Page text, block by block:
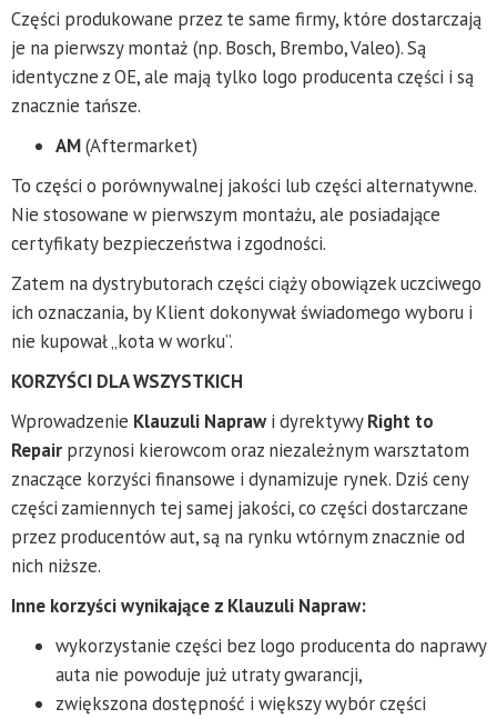
Części produkowane przez te same firmy, które dostarczają
je na pierwszy montaż (np. Bosch, Brembo, Valeo). Są
identyczne z OE, ale mają tylko logo producenta części i są
znacznie tańsze.
AM(Aftermarket)
To części o porównywalnej jakości lub części alternatywne.
Nie stosowane w pierwszym montażu, ale posiadające
certyfikaty bezpieczeństwa i zgodności.
Zatem na dystrybutorach części ciąży obowiązek uczciwego
ich oznaczania, by Klient dokonywał świadomego wyboru i
nie kupował „kota w worku”.
KORZYŚCI DLA WSZYSTKICH
Wprowadzenie Klauzuli Napraw i dyrektywyRight to
Repair przynosi kierowcom oraz niezależnym warsztatom
znaczące korzyści finansowe i dynamizuje rynek. Dziś ceny
części zamiennych tej samej jakości, co części dostarczane
przez producentów aut, są na rynku wtórnym znacznie od
nich niższe.
Inne korzyści wynikające z Klauzuli Napraw:
wykorzystanie części bez logo producenta do naprawy
auta nie powoduje już utraty gwarancji,
zwiększona dostępność i większy wybór części